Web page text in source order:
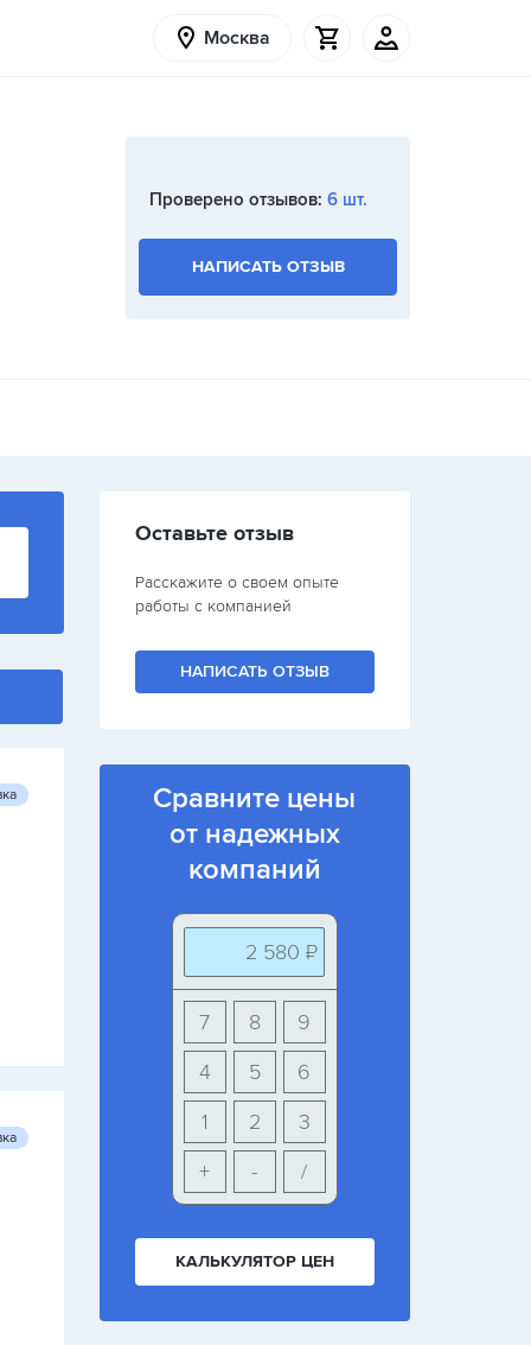
Москва
Проверено отзывов: 6 шт.
НАПИСАТЬ ОТЗЫВ
Оставьте отзыв
Расскажите о своем опыте
работы с компанией
НАПИСАТЬ ОТЗЫВ
Сравните цены
от надежных
компаний
2 580 ₽
9
8
7
6
5
4
3
2
1
+
- /
КАЛЬКУЛЯТОР ЦЕН